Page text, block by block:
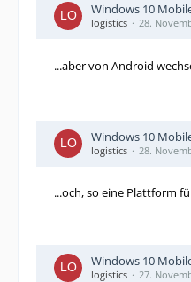
Windows 10
logistics 28.
...aber von Android
Windows 10
logistics 28.
...och, so eine Plattform
Windows 10
logistics 27.